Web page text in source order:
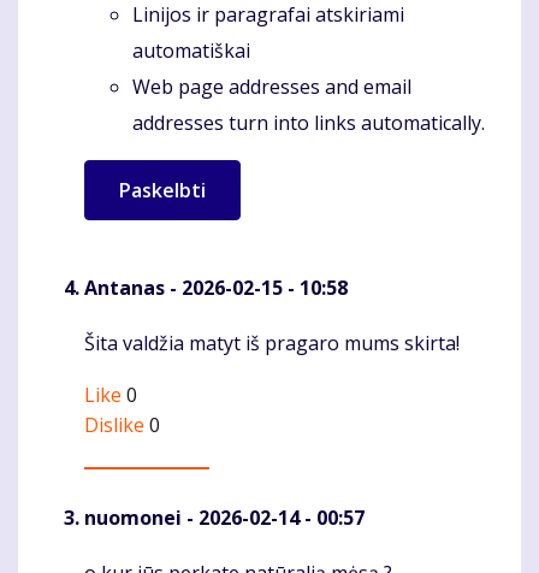
Linijos ir paragrafai atskiriami
automatiškai
Web page addresses and email
addresses turn into links automatically.
Antanas - 2026-02-15 - 10:58
Komentaras
Šita valdžia matyt iš pragaro mums skirta!
Like 0
Dislike 0
nuomonei - 2026-02-14 - 00:57